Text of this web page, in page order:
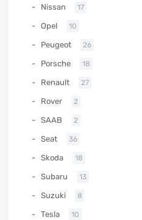
Nissan 17
Opel 10
Peugeot 26
Porsche 18
Renault 27
Rover 2
SAAB 2
Seat 36
Skoda 18
Subaru 13
Suzuki 8
Tesla 10